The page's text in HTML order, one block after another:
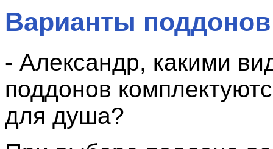
Варианты поддонов
- Александр, какими
поддонов
для душа?